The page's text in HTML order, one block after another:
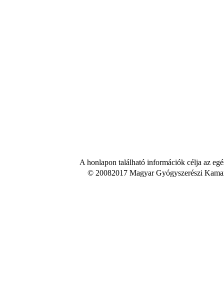
A honlapon található információk célja az
© 20082017 Magyar Gyógyszerészi